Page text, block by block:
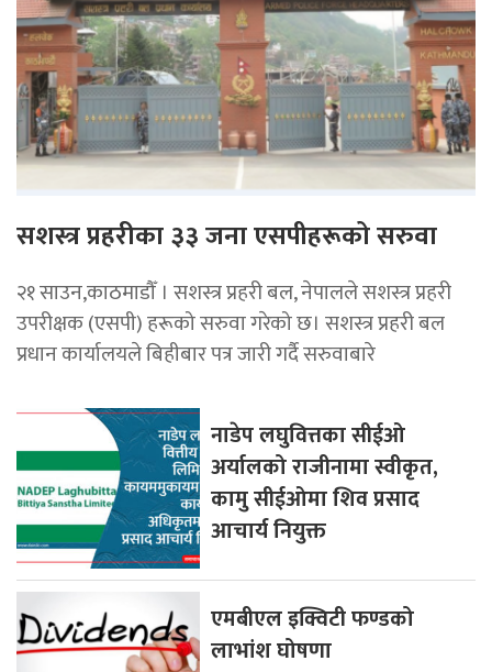
सशस्त्र प्रहरीका ३३ जना एसपीहरूको सरुवा
२१ साउन,काठमाडौँ । सशस्त्र प्रहरी बल, नेपालले सशस्त्र प्रहरी
उपरीक्षक (एसपी) हरूको सरुवा गरेको छ। सशस्त्र प्रहरी बल
प्रधान कार्यालयले बिहीबार पत्र जारी गर्दै सरुवाबारे
नाडेप लघुवित्तका सीईओ
अर्यालको राजीनामा स्वीकृत,
कामु सीईओमा शिव प्रसाद
आचार्य नियुक्त
एमबीएल इक्विटी फण्डको
लाभांश घोषणा